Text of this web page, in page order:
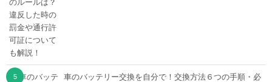
車のバッテリー交換を自分で！交換方法６つの手順・必